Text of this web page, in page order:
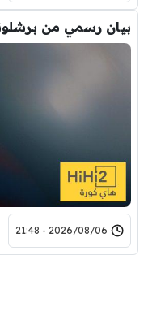
بيان رسمي من
2026/08/06 - 21:48